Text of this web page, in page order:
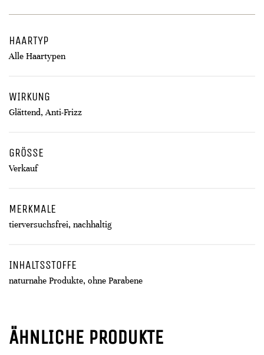
HAARTYP
Alle Haartypen
WIRKUNG
Glättend, Anti-Frizz
GRÖSSE
Verkauf
MERKMALE
tierversuchsfrei, nachhaltig
INHALTSSTOFFE
naturnahe Produkte, ohne Parabene
ÄHNLICHE PRODUKTE